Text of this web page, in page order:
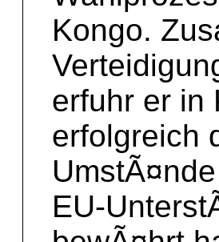
Kongo.
erfuhr er in
erfolgreich
EU-